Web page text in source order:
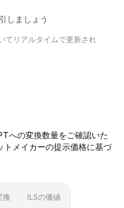
しましょう
てリアルタイムで更新され
への変換数量をご確認いた
メイカーの提示価格に基づ
換 ILSの価値